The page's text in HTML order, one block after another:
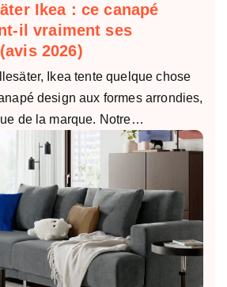
Ikea : ce canapé
il vraiment ses
2026)
Ikea tente quelque chose
design aux formes arrondies,
de la marque. Notre…